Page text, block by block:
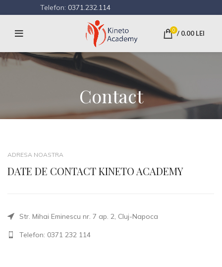
Telefon: 0371.232.114
0 / 0.00 LEI
Contact
ADRESA NOASTRA
DATE DE CONTACT KINETO ACADEMY
Str. Mihai Eminescu nr. 7 ap. 2, Cluj-Napoca
Telefon: 0371 232 114